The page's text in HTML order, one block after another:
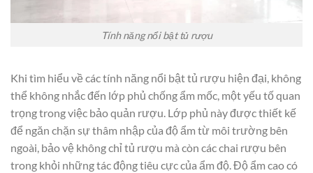
Tính năng nổi bật tủ rượu
Khi tìm hiểu về các tính năng nổi bật tủ rượu hiện đại, không
thể không nhắc đến lớp phủ chống ẩm mốc, một yếu tố quan
trọng trong việc bảo quản rượu. Lớp phủ này được thiết kế
để ngăn chặn sự thâm nhập của độ ẩm từ môi trường bên
ngoài, bảo vệ không chỉ tủ rượu mà còn các chai rượu bên
trong khỏi những tác động tiêu cực của ẩm độ. Độ ẩm cao có